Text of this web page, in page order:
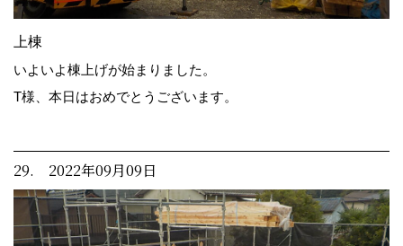
上棟
いよいよ棟上げが始まりました。
T様、本日はおめでとうございます。
29. 2022年09月09日